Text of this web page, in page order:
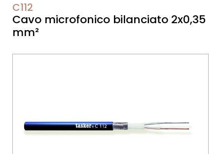
C112
Cavo microfonico bilanciato 2x0,35
mm²